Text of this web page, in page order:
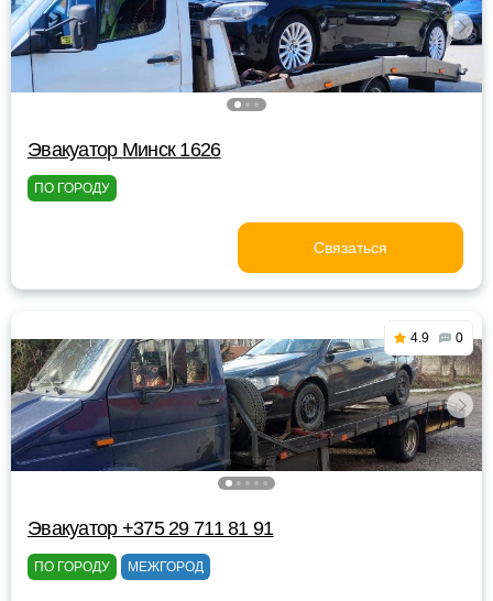
Эвакуатор Минск 1626
ПО ГОРОДУ
Связаться
4.9 0
Эвакуатор +375 29 711 81 91
ПО ГОРОДУ МЕЖГОРОД